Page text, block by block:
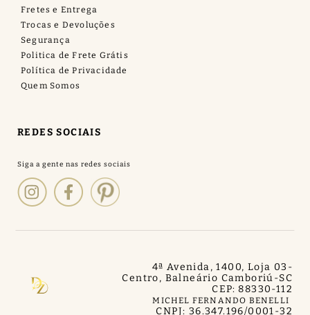
Fretes e Entrega
Trocas e Devoluções
Segurança
Politica de Frete Grátis
Política de Privacidade
Quem Somos
REDES SOCIAIS
MICHEL FERNANDO BENELLI
4ª Avenida, 1400, Loja 03 -
Centro, Balneário Camboriú-SC
CEP: 88330-112
CNPJ: 36.347.196/0001-32